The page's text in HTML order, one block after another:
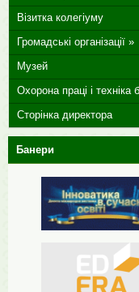
Візитка колегіуму
Громадські організації »
Музей
Охорона праці і техніка
Сторінка директора
Банери